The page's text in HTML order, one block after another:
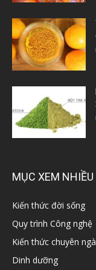
MỤC XEM NHIỀU
Kiến thức đời sống
Quy trình Công nghệ
Kiến thức chuyên
Dinh dưỡng